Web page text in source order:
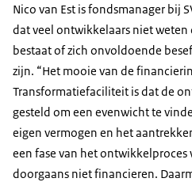
Nico van Est is fondsmanager bij
dat veel ontwikkelaars niet
bestaat of zich onvoldoende
zijn. “Het mooie van de
Transformatiefaciliteit is dat de
gesteld om een evenwicht te
eigen vermogen en het
een fase van het
doorgaans niet financieren.